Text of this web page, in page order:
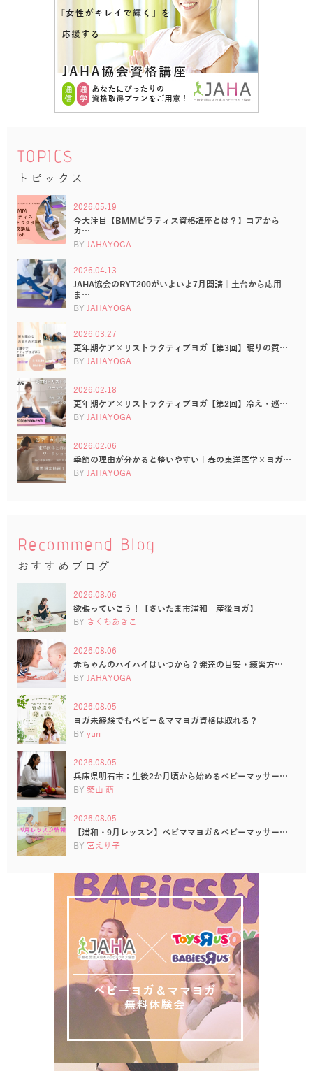
TOPICS
トピックス
2026.05.19
今大注目【BMMピラティス資格講座とは？】コアから
カ…
BY JAHAYOGA
2026.04.13
JAHA協会のRYT200がいよいよ7月開講｜土台から応用
ま…
BY JAHAYOGA
2026.03.27
更年期ケア×リストラクティブヨガ【第3回】眠りの質…
BY JAHAYOGA
2026.02.18
更年期ケア×リストラクティブヨガ【第2回】冷え・巡…
BY JAHAYOGA
2026.02.06
季節の理由が分かると整いやすい｜春の東洋医学×ヨガ…
BY JAHAYOGA
Recommend Blog
おすすめブログ
2026.08.06
欲張っていこう！【さいたま市浦和 産後ヨガ】
BY きくちあきこ
2026.08.06
赤ちゃんのハイハイはいつから？発達の目安・練習方…
BY JAHAYOGA
2026.08.05
ヨガ未経験でもベビー＆ママヨガ資格は取れる？
BY yuri
2026.08.05
兵庫県明石市：生後2か月頃から始めるベビーマッサー…
BY 築山 萌
2026.08.05
【浦和・9月レッスン】ベビママヨガ＆ベビーマッサー…
BY 宮えり子